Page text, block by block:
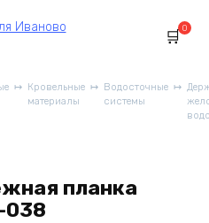
0
Кровельные
материалы
Водосточные
системы
планка
038